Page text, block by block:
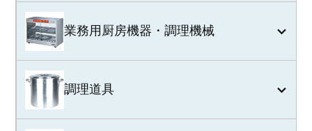
業務用厨房機器・調理機械
調理道具